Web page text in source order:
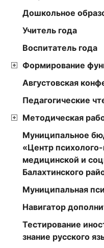
Дошкольное
Учитель года
Воспитатель года
Формирование
Августовская
Педагогические
Методическая
Муниципальное
«Центр
медицинской и
Балахтинского
Муниципальная
Навигатор
Тестирование
знание русского